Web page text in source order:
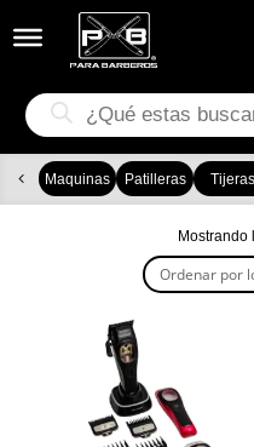
Búsqueda
de
productos
Maquinas Patilleras Tijeras
Mostrando